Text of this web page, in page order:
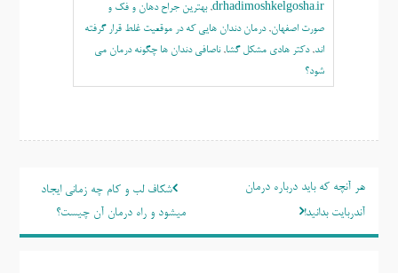
drhadimoshkelgosha.ir
,بهترين جراح دهان و فک و
صورت اصفهان,درمان دندان هایی که در موقعیت غلط قرار گرفته
اند,دکتر هادی مشکل گشا,ناصافی دندان ها چگونه درمان می
شود؟
راهبری
نوشته
شکاف لب و کام چه زمانی ایجاد
میشود و راه درمان آن چیست؟
هر آنچه که باید درباره درمان
آندربایت بدانید!